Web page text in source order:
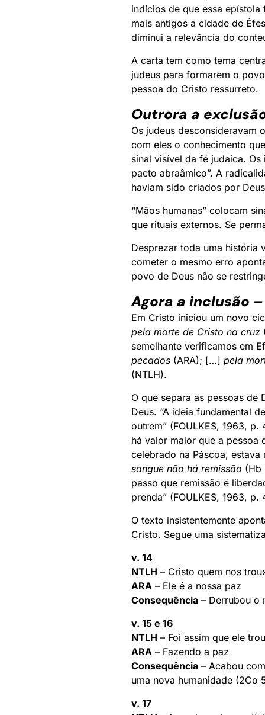
indícios de que essa
mais antigos a cidade de
diminui a relevância do
A carta tem como tema
judeus para formarem o
pessoa do Cristo ressurreto.
Outrora a exclusão
Os judeus desconsideravam
com eles o conhecimento
sinal visível da fé judaica.
pacto abraâmico”. A
haviam sido criados por
“Mãos humanas” colocam
que rituais externos. Se
Desprezar toda uma história
cometer o mesmo erro
povo de Deus não se
Agora a inclusão –
Em Cristo iniciou um novo
pela morte de Cristo na cruz
semelhante verificamos em
pecados (ARA); […] pela
(NTLH).
O que separa as pessoas de
Deus. “A ideia fundamental
outrem” (FOULKES, 1963,
há valor maior que a pessoa
celebrado na Páscoa,
sangue não há remissão (Hb
passo que remissão é
prenda” (FOULKES, 1963, p.
O texto insistentemente
Cristo. Segue uma
v. 14
NTLH – Cristo quem nos
ARA – Ele é a nossa paz
Consequência – Derrubou o
v. 15 e 16
NTLH – Foi assim que ele
ARA – Fazendo a paz
Consequência – Acabou
uma nova humanidade (2Co
v. 17